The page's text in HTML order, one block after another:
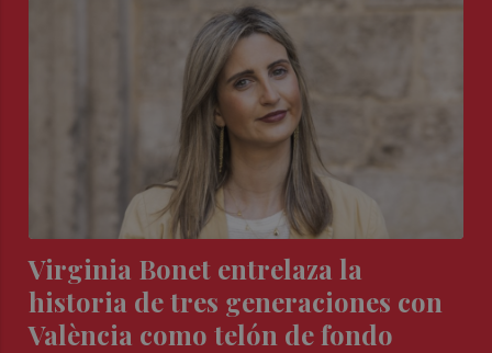
Virginia Bonet entrelaza la
historia de tres generaciones con
València como telón de fondo